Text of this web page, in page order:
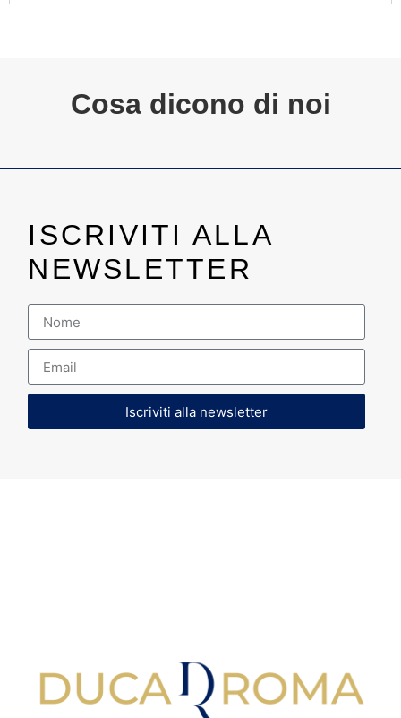
Cosa dicono di noi
ISCRIVITI ALLA
NEWSLETTER
Iscriviti alla newsletter